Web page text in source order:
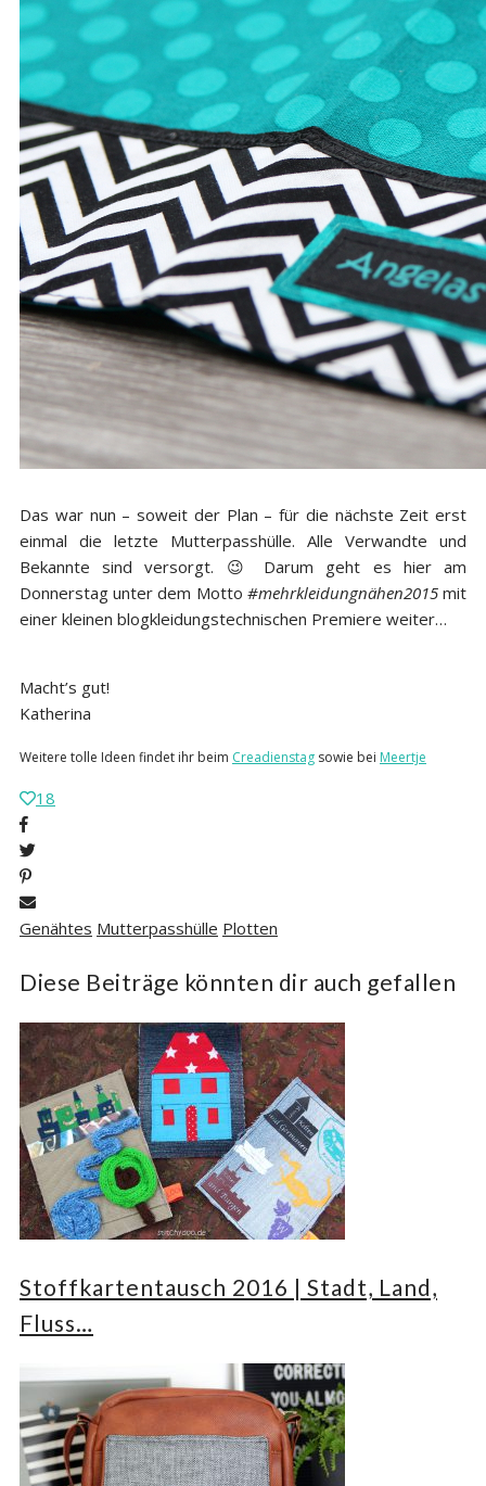
Das war nun – soweit der Plan – für die nächste Zeit erst
einmal die letzte Mutterpasshülle. Alle Verwandte und
Bekannte sind versorgt. 😉 Darum geht es hier am
Donnerstag unter dem Motto #mehrkleidungnähen2015mit
einer kleinen blogkleidungstechnischen Premiere weiter…
Macht’s gut!
Katherina
Weitere tolle Ideen findet ihr beim Creadienstag sowie bei Meertje
18
Genähtes Mutterpasshülle Plotten
Diese Beiträge könnten dir auch gefallen
Stoffkartentausch 2016 | Stadt, Land,
Fluss…